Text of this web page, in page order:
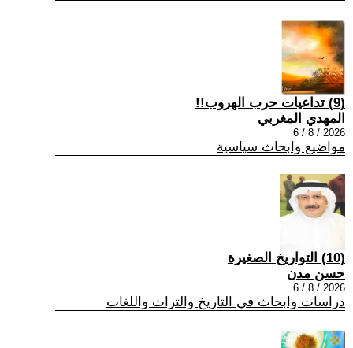
(9) تداعيات حرب الهروب!!
المهدي المغربي
2026 / 8 / 6
مواضيع وابحاث سياسية
(10) التواريخ الصغيرة
حسن مدن
2026 / 8 / 6
دراسات وابحاث في التاريخ والتراث واللغات